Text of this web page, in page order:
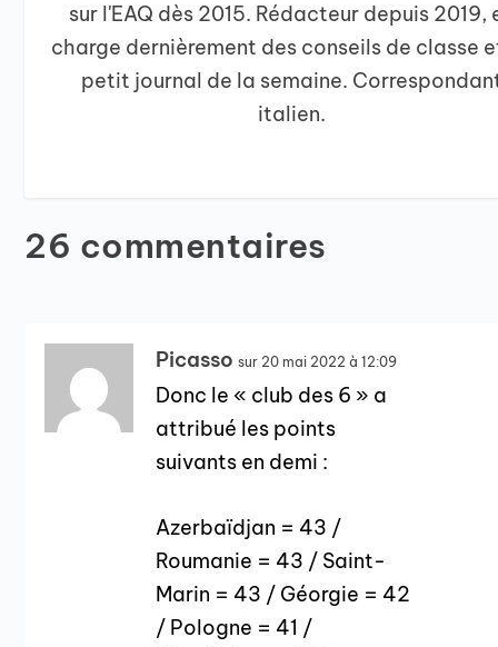
sur l'EAQ dès 2015. Rédacteur depuis 2019,
charge dernièrement des conseils de classe
petit journal de la semaine.
italien.
26 commentaires
Picasso sur 20 mai 2022 à 12:09
Donc le « club des 6 » a
attribué les points
suivants en demi :
Azerbaïdjan = 43 /
Roumanie = 43 / Saint-
Marin = 43 / Géorgie = 42
/ Pologne = 41 /